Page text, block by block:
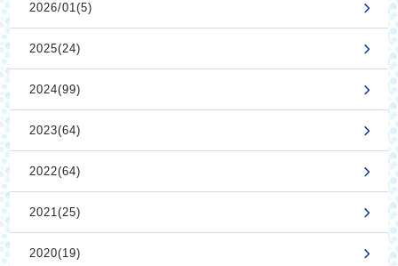
2026/01(5)
2025(24)
2024(99)
2023(64)
2022(64)
2021(25)
2020(19)